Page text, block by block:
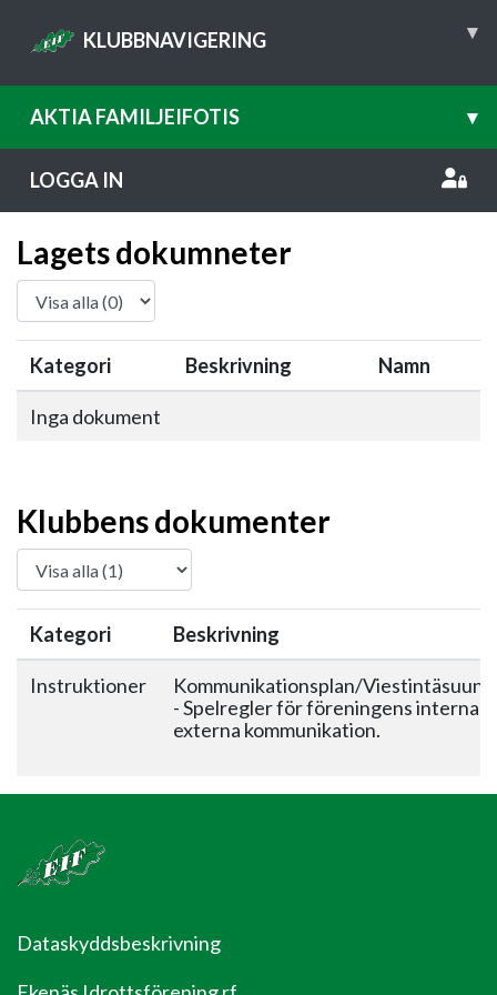
KLUBBNAVIGERING ▾
AKTIA FAMILJEIFOTIS ▾
LOGGA IN
Lagets dokumneter
Kategori Beskrivning Namn
Inga dokument
Klubbens dokumenter
Kategori Beskrivning
Instruktioner
Kommunikationsplan/
- Spelregler för föreningens interna
externa kommunikation.
Dataskyddsbeskrivning